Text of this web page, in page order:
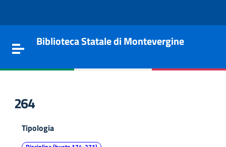
Toggle navigation
Biblioteca Statale di Montevergine
264
Tipologia